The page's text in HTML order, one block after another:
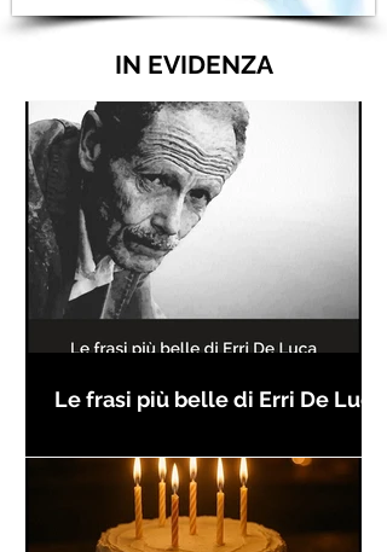
IN EVIDENZA
Le frasi più belle di Erri De Luca